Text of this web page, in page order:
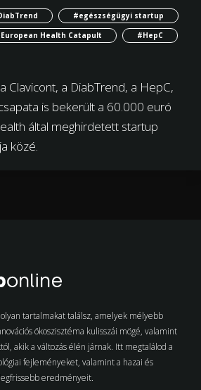
#egészségügyi startup
Health Catapult
#HepC
Clavicont, a DiabTrend, a HepC,
is bekerült a 60.000 euró
által meghirdetett startup
közé.
tartalmakat találsz, amelyek mélyebb
ökoszisztéma kulisszái mögé, valamint
akik a változás élén járnak. Itt megtalálod a
fejleményeket, valamint a hazai és
eredményeit.